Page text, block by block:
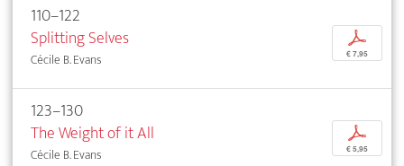
110–122
Splitting Selves
Cécile B. Evans
p
€ 7,95
123–130
The Weight of it All
Cécile B. Evans
p
€ 5,95